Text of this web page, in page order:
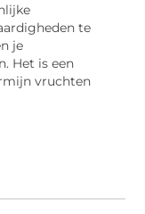
te
je
Het is een
vruchten